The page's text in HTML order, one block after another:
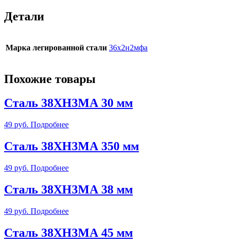
Детали
Марка легированной стали 36х2н2мфа
Похожие товары
Сталь 38ХН3МА 30 мм
49 руб. Подробнее
Сталь 38ХН3МА 350 мм
49 руб. Подробнее
Сталь 38ХН3МА 38 мм
49 руб. Подробнее
Сталь 38ХН3МА 45 мм